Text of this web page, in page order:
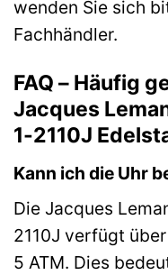
wenden Sie sich
Fachhändler.
FAQ – Häufig
Jacques
1-2110J
Kann ich die Uhr
Die Jacques
2110J verfügt
5 ATM. Dies